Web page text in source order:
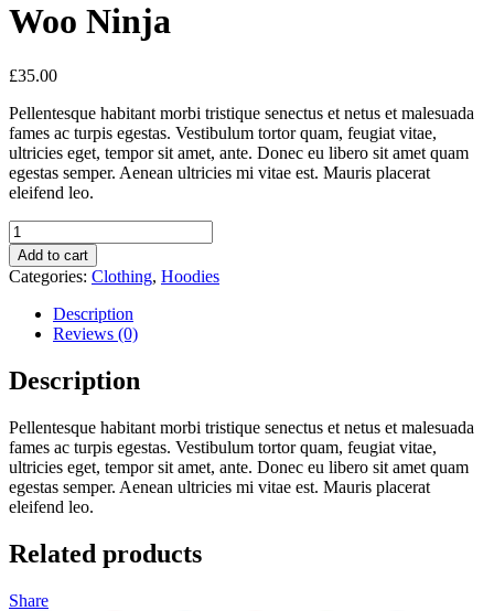
Woo Ninja
£35.00
Pellentesque habitant morbi tristique senectus et netus et malesuada
fames ac turpis egestas. Vestibulum tortor quam, feugiat vitae,
ultricies eget, tempor sit amet, ante. Donec eu libero sit amet quam
egestas semper. Aenean ultricies mi vitae est. Mauris placerat
eleifend leo.
Add to cart
Categories: Clothing, Hoodies
Description
Reviews (0)
Description
Pellentesque habitant morbi tristique senectus et netus et malesuada
fames ac turpis egestas. Vestibulum tortor quam, feugiat vitae,
ultricies eget, tempor sit amet, ante. Donec eu libero sit amet quam
egestas semper. Aenean ultricies mi vitae est. Mauris placerat
eleifend leo.
Related products
Share